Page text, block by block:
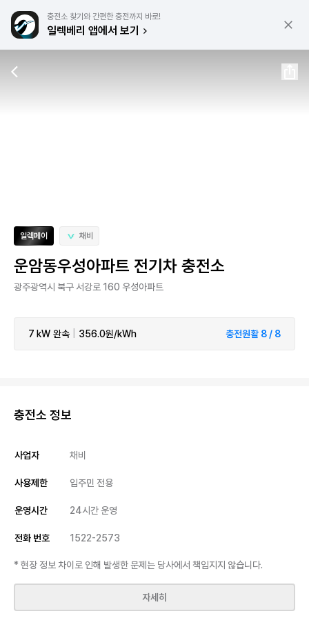
충전소 찾기와 간편한 충전까지 바로!
일렉베리 앱에서 보기
일렉페이 채비
운암동우성아파트 전기차 충전소
광주광역시 북구 서강로 160 우성아파트
7 kW 완속 356.0원/kWh 충전원활 8 / 8
충전소 정보
사업자 채비
사용제한 입주민 전용
운영시간 24시간 운영
전화 번호 1522-2573
* 현장 정보 차이로 인해 발생한 문제는 당사에서 책임지지 않습니다.
자세히